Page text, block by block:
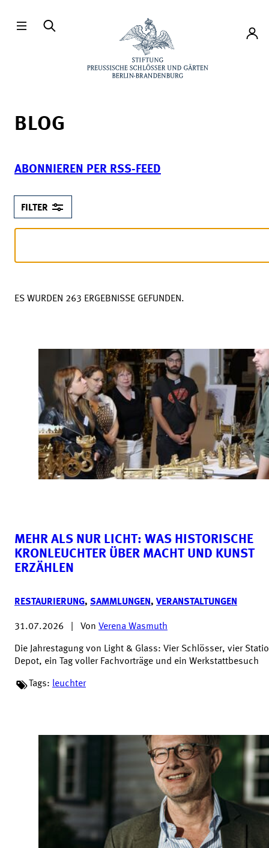
Konto
BLOG
ABONNIEREN PER RSS-FEED
FILTER
ES WURDEN 263 ERGEBNISSE GEFUNDEN.
MEHR ALS NUR LICHT: WAS HISTORISCHE
KRONLEUCHTER ÜBER MACHT UND KUNST
ERZÄHLEN
RESTAURIERUNG, SAMMLUNGEN, VERANSTALTUNGEN
31.07.2026 Von Verena Wasmuth
Die Jahrestagung von Light & Glass: Vier Schlösser, vier
Depot, ein Tag voller Fachvorträge und ein Werkstattbesuch
Tags: leuchter